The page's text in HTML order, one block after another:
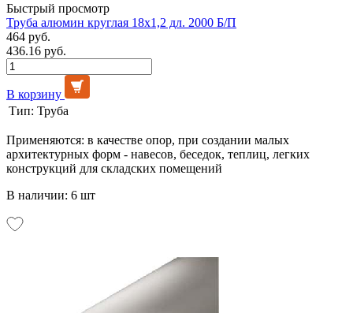
Быстрый просмотр
Труба алюмин круглая 18х1,2 дл. 2000 Б/П
464 руб.
436.16 руб.
В корзину
Тип: Труба
Применяются: в качестве опор, при создании малых
архитектурных форм - навесов, беседок, теплиц, легких
конструкций для складских помещений
В наличии: 6 шт